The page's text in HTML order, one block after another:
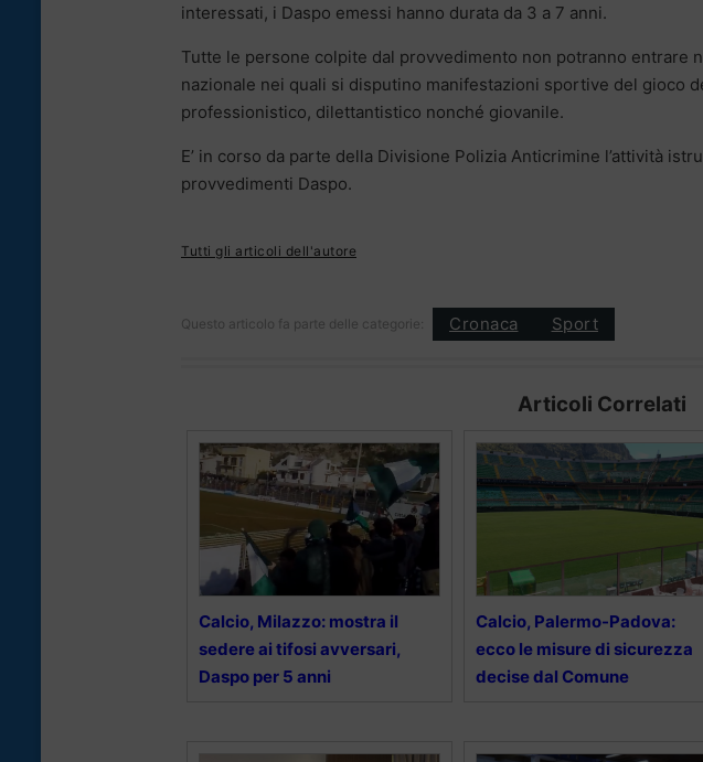
interessati, i Daspo emessi hanno durata da 3 a 7 anni.
Tutte le persone colpite dal provvedimento non potranno entrare
nazionale nei quali si disputino manifestazioni sportive del gioco
professionistico, dilettantistico nonché giovanile.
E’ in corso da parte della Divisione Polizia Anticrimine l’attività
provvedimenti Daspo.
Tutti gli articoli dell'autore
Questo articolo fa parte delle categorie: Cronaca Sport
Articoli Correlati
Calcio, Milazzo: mostra il
sedere ai tifosi avversari,
Daspo per 5 anni
Calcio, Palermo-Padova:
ecco le misure di sicurezza
decise dal Comune